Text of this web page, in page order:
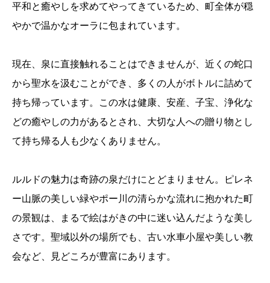
平和と癒やしを求めてやってきているため、町全体が穏
やかで温かなオーラに包まれています。
現在、泉に直接触れることはできませんが、近くの蛇口
から聖水を汲むことができ、多くの人がボトルに詰めて
持ち帰っています。この水は健康、安産、子宝、浄化な
どの癒やしの力があるとされ、大切な人への贈り物とし
て持ち帰る人も少なくありません。
ルルドの魅力は奇跡の泉だけにとどまりません。ピレネ
ー山脈の美しい緑やポー川の清らかな流れに抱かれた町
の景観は、まるで絵はがきの中に迷い込んだような美し
さです。聖域以外の場所でも、古い水車小屋や美しい教
会など、見どころが豊富にあります。